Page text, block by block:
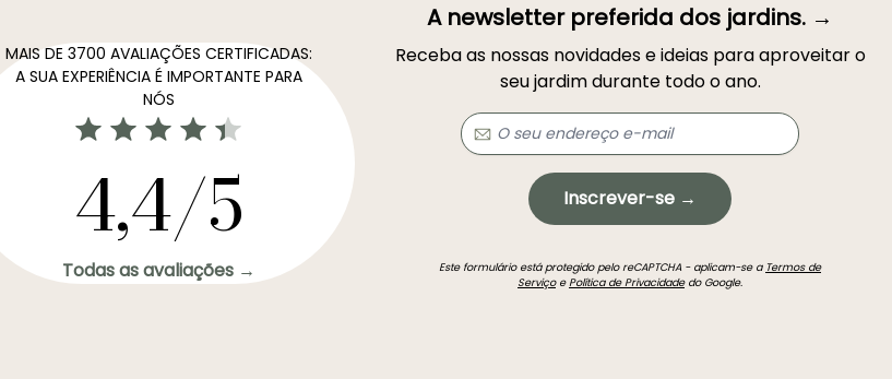
MAIS DE 3700 AVALIAÇÕES CERTIFICADAS:
A SUA EXPERIÊNCIA É IMPORTANTE PARA
NÓS
4,4/5
Todas as avaliações →
A newsletter preferida dos jardins. →
Receba as nossas novidades e ideias para aproveitar o
seu jardim durante todo o ano.
Inscrever-se →
Este formulário está protegido pelo reCAPTCHA - aplicam-se a Termos de
ServiçoePolítica de Privacidadedo Google.